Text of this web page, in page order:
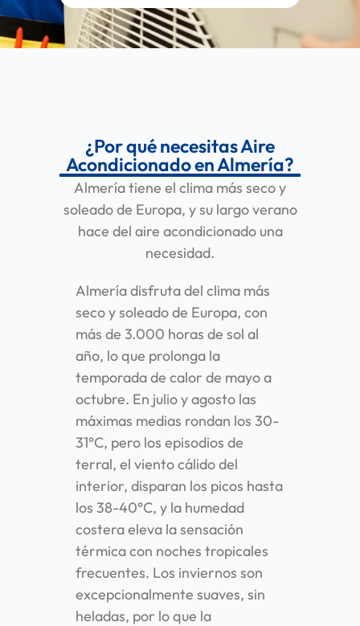
¿Por qué necesitas Aire
Acondicionado en Almería?
Almería tiene el clima más seco y
soleado de Europa, y su largo verano
hace del aire acondicionado una
necesidad.
Almería disfruta del clima más
seco y soleado de Europa, con
más de 3.000 horas de sol al
año, lo que prolonga la
temporada de calor de mayo a
octubre. En julio y agosto las
máximas medias rondan los 30-
31°C, pero los episodios de
terral, el viento cálido del
interior, disparan los picos hasta
los 38-40°C, y la humedad
costera eleva la sensación
térmica con noches tropicales
frecuentes. Los inviernos son
excepcionalmente suaves, sin
heladas, por lo que la